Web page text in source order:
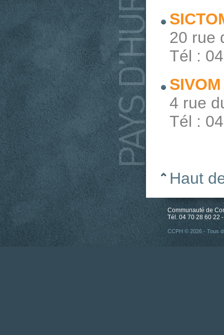
20 rue
Tél :
4 rue
Tél :
Haut
Communauté de
Tél. 04 70 28 60 22
CCPH © 2026 - Tous